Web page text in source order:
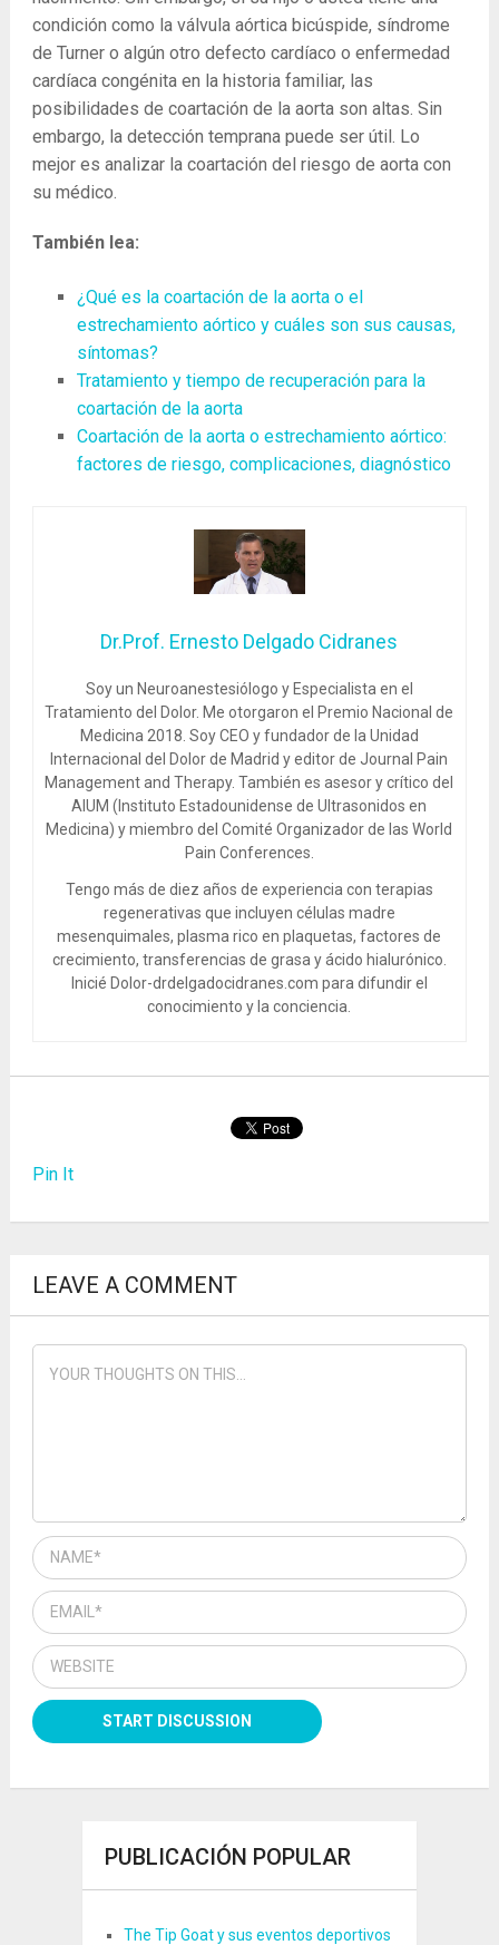
condición como la válvula aórtica bicúspide, síndrome
de Turner o algún otro defecto cardíaco o enfermedad
cardíaca congénita en la historia familiar, las
posibilidades de coartación de la aorta son altas. Sin
embargo, la detección temprana puede ser útil. Lo
mejor es analizar la coartación del riesgo de aorta con
su médico.
También lea:
¿Qué es la coartación de la aorta o el
estrechamiento aórtico y cuáles son sus causas,
síntomas?
Tratamiento y tiempo de recuperación para la
coartación de la aorta
Coartación de la aorta o estrechamiento aórtico:
factores de riesgo, complicaciones, diagnóstico
Dr.Prof. Ernesto Delgado Cidranes
Soy un Neuroanestesiólogo y Especialista en el
Tratamiento del Dolor. Me otorgaron el Premio Nacional de
Medicina 2018. Soy CEO y fundador de la Unidad
Internacional del Dolor de Madrid y editor de Journal Pain
Management and Therapy. También es asesor y crítico del
AIUM (Instituto Estadounidense de Ultrasonidos en
Medicina) y miembro del Comité Organizador de las World
Pain Conferences.
Tengo más de diez años de experiencia con terapias
regenerativas que incluyen células madre
mesenquimales, plasma rico en plaquetas, factores de
crecimiento, transferencias de grasa y ácido hialurónico.
Inicié Dolor-drdelgadocidranes.com para difundir el
conocimiento y la conciencia.
Pin It
LEAVE A COMMENT
PUBLICACIÓN POPULAR
The Tip Goat y sus eventos deportivos